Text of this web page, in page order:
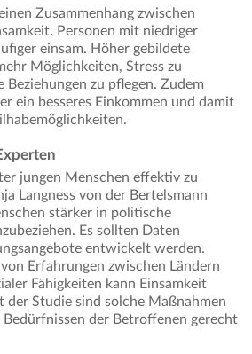
Zusammenhang zwischen
Personen mit niedriger
einsam. Höher gebildete
Möglichkeiten, Stress zu
Beziehungen zu pflegen. Zudem
ein besseres Einkommen und damit
jungen Menschen effektiv zu
Langness von der Bertelsmann
stärker in politische
Es sollten Daten
entwickelt werden.
Erfahrungen zwischen Ländern
Fähigkeiten kann Einsamkeit
der Studie sind solche Maßnahmen
der Betroffenen gerecht